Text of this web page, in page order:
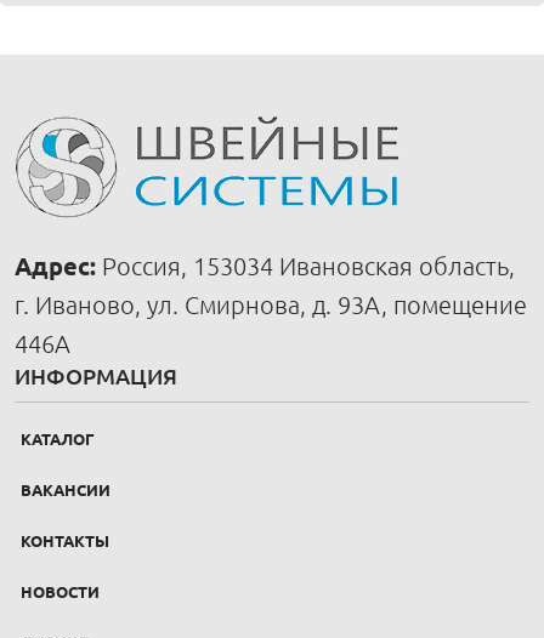
Адрес: Россия, 153034 Ивановская область,
г. Иваново, ул. Смирнова, д. 93А, помещение
446А
ИНФОРМАЦИЯ
КАТАЛОГ
ВАКАНСИИ
КОНТАКТЫ
НОВОСТИ